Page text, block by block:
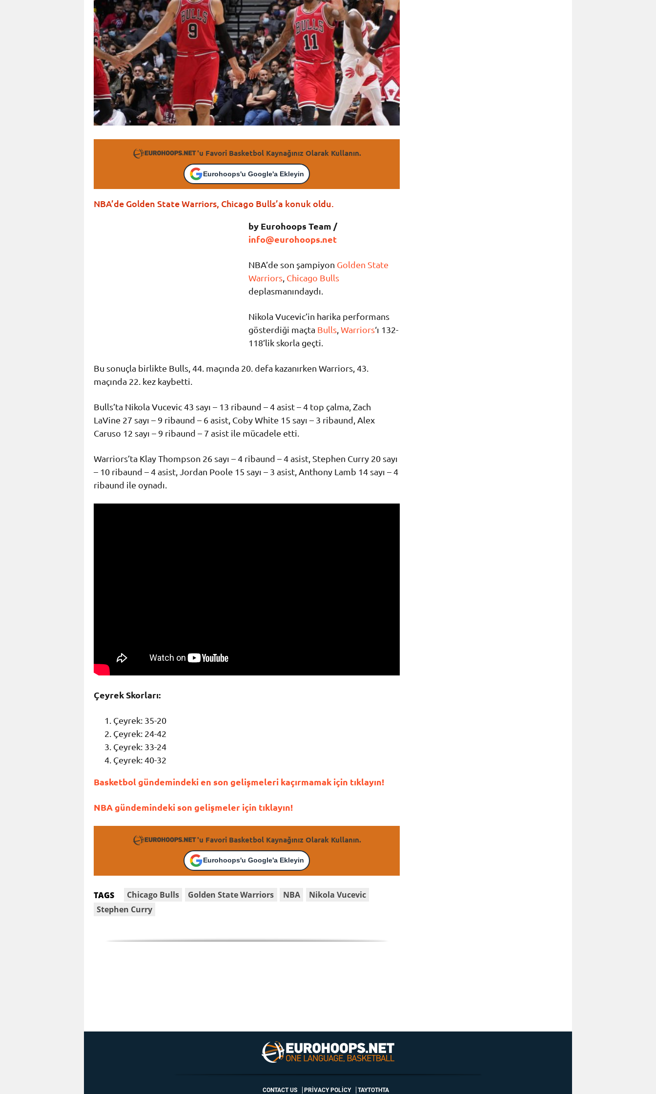
'u Favori Basketbol Kaynağınız Olarak Kullanın.
Eurohoops'u Google'a Ekleyin
NBA’de Golden State Warriors, Chicago Bulls’a konuk oldu.
by Eurohoops Team /
info@eurohoops.net
NBA’de son şampiyon Golden State
Warriors, Chicago Bulls
deplasmanındaydı.
Nikola Vucevic’in harika performans
gösterdiği maçta Bulls, Warriors‘ı 132-
118’lik skorla geçti.
Bu sonuçla birlikte Bulls, 44. maçında 20. defa kazanırken Warriors, 43.
maçında 22. kez kaybetti.
Bulls’ta Nikola Vucevic 43 sayı – 13 ribaund – 4 asist – 4 top çalma, Zach
LaVine 27 sayı – 9 ribaund – 6 asist, Coby White 15 sayı – 3 ribaund, Alex
Caruso 12 sayı – 9 ribaund – 7 asist ile mücadele etti.
Warriors’ta Klay Thompson 26 sayı – 4 ribaund – 4 asist, Stephen Curry 20 sayı
– 10 ribaund – 4 asist, Jordan Poole 15 sayı – 3 asist, Anthony Lamb 14 sayı – 4
ribaund ile oynadı.
Çeyrek Skorları:
Çeyrek: 35-20
Çeyrek: 24-42
Çeyrek: 33-24
Çeyrek: 40-32
Basketbol gündemindeki en son gelişmeleri kaçırmamak için tıklayın!
NBA gündemindeki son gelişmeler için tıklayın!
'u Favori Basketbol Kaynağınız Olarak Kullanın.
Eurohoops'u Google'a Ekleyin
TAGS Chicago Bulls Golden State Warriors NBA
Nikola Vucevic
Stephen Curry
CONTACT US PRIVACY POLICY ΤΑΥΤΟΤΗΤΑ